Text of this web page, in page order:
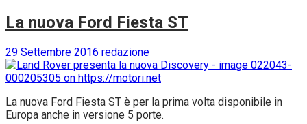
La nuova Ford Fiesta ST
29 Settembre 2016 redazione
La nuova Ford Fiesta ST è per la prima volta disponibile in
Europa anche in versione 5 porte.